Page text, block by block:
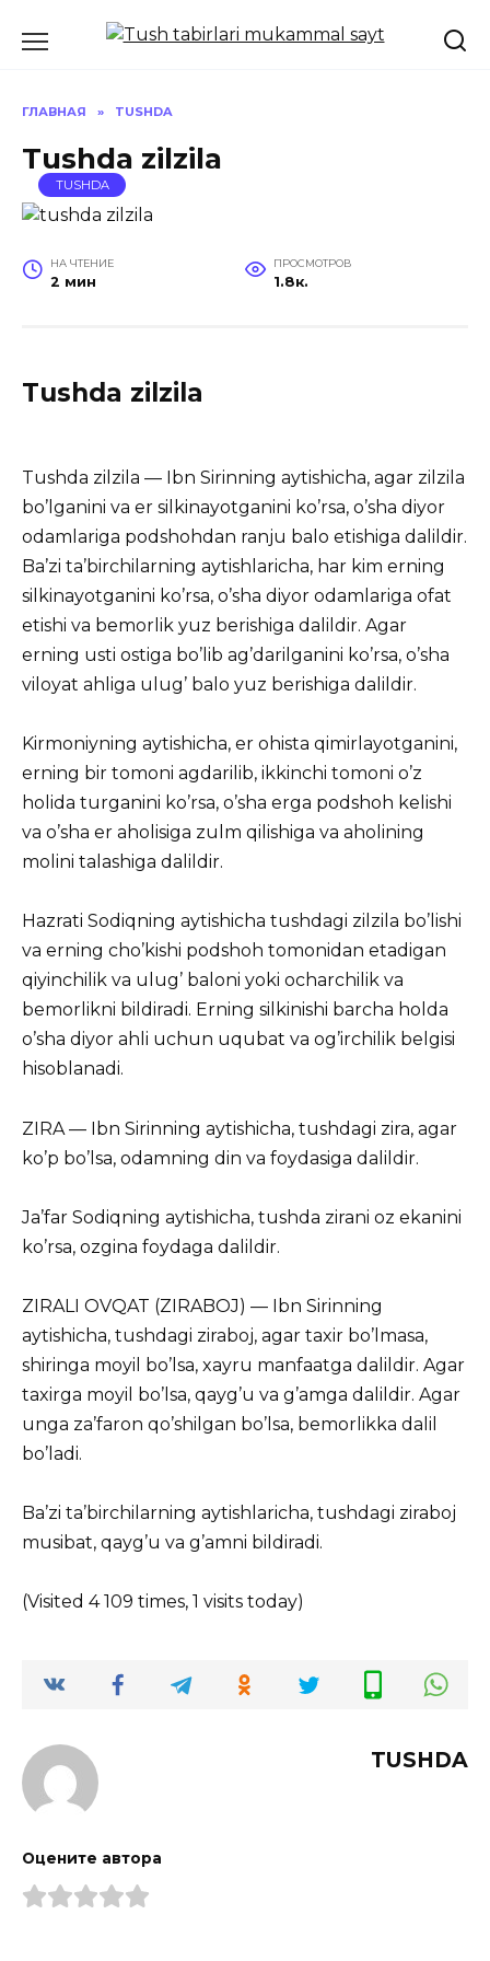
ГЛАВНАЯ » TUSHDA
Tushda zilzila
TUSHDA
НА ЧТЕНИЕ
2 мин
ПРОСМОТРОВ
1.8к.
Tushda zilzila
Tushda zilzila — Ibn Sirinning aytishicha, agar zilzila
bo’lganini va er silkinayotganini ko’rsa, o’sha diyor
odamlariga podshohdan ranju balo etishiga dalildir.
Ba’zi ta’birchilarning aytishlaricha, har kim erning
silkinayotganini ko’rsa, o’sha diyor odamlariga ofat
etishi va bemorlik yuz berishiga dalildir. Agar
erning usti ostiga bo’lib ag’darilganini ko’rsa, o’sha
viloyat ahliga ulug’ balo yuz berishiga dalildir.
Kirmoniyning aytishicha, er ohista qimirlayotganini,
erning bir tomoni agdarilib, ikkinchi tomoni o’z
holida turganini ko’rsa, o’sha erga podshoh kelishi
va o’sha er aholisiga zulm qilishiga va aholining
molini talashiga dalildir.
Hazrati Sodiqning aytishicha tushdagi zilzila bo’lishi
va erning cho’kishi podshoh tomonidan etadigan
qiyinchilik va ulug’ baloni yoki ocharchilik va
bemorlikni bildiradi. Erning silkinishi barcha holda
o’sha diyor ahli uchun uqubat va og’irchilik belgisi
hisoblanadi.
ZIRA — Ibn Sirinning aytishicha, tushdagi zira, agar
ko’p bo’lsa, odamning din va foydasiga dalildir.
Ja’far Sodiqning aytishicha, tushda zirani oz ekanini
ko’rsa, ozgina foydaga dalildir.
ZIRALI OVQAT (ZIRABOJ) — Ibn Sirinning
aytishicha, tushdagi ziraboj, agar taxir bo’lmasa,
shiringa moyil bo’lsa, xayru manfaatga dalildir. Agar
taxirga moyil bo’lsa, qayg’u va g’amga dalildir. Agar
unga za’faron qo’shilgan bo’lsa, bemorlikka dalil
bo’ladi.
Ba’zi ta’birchilarning aytishlaricha, tushdagi ziraboj
musibat, qayg’u va g’amni bildiradi.
(Visited 4 109 times, 1 visits today)
TUSHDA
Оцените автора